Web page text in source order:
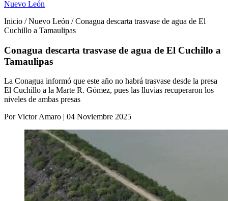
Nuevo León
Inicio / Nuevo León / Conagua descarta trasvase de agua de El
Cuchillo a Tamaulipas
Conagua descarta trasvase de agua de El Cuchillo a
Tamaulipas
La Conagua informó que este año no habrá trasvase desde la presa
El Cuchillo a la Marte R. Gómez, pues las lluvias recuperaron los
niveles de ambas presas
Por Victor Amaro | 04 Noviembre 2025